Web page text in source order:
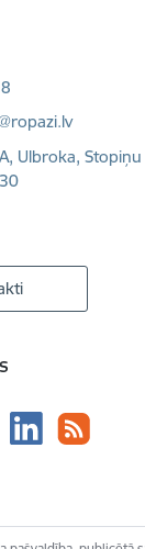
Ulbroka,